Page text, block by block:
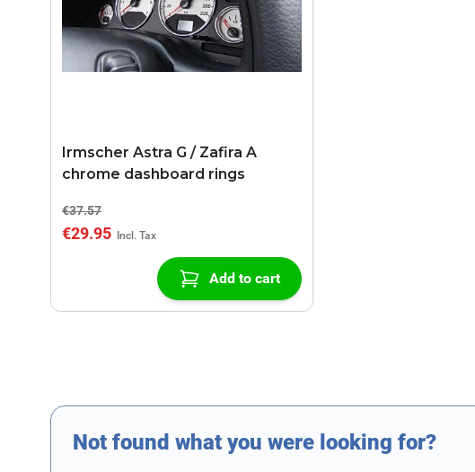
Irmscher Astra G / Zafira A
chrome dashboard rings
€37.57
€29.95
Add to cart
Not found what you were looking for?